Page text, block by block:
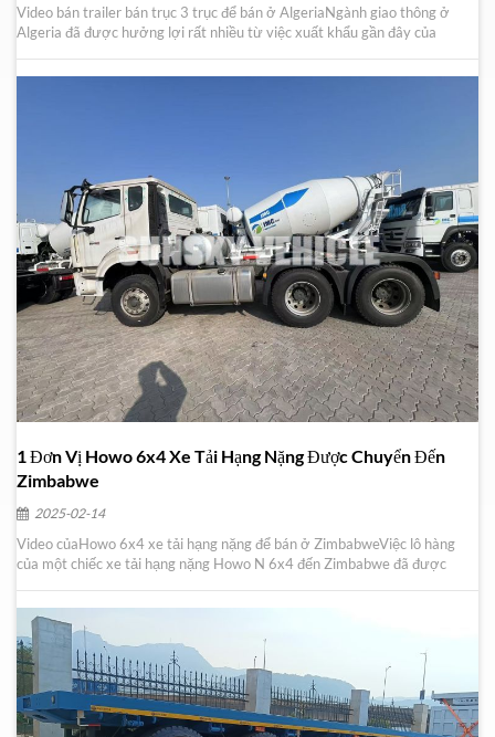
Video bán trailer bán trục 3 trục để bán ở AlgeriaNgành giao thông ở
Algeria đã được hưởng lợi rất nhiều từ việc xuất khẩu gần đây của
1 Đơn Vị Howo 6x4 Xe Tải Hạng Nặng Được Chuyển Đến
Zimbabwe
2025-02-14
Video củaHowo 6x4 xe tải hạng nặng để bán ở ZimbabweViệc lô hàng
của một chiếc xe tải hạng nặng Howo N 6x4 đến Zimbabwe đã được
với khách hàng mới của chúng tôi, những người làm việc về hậu cần và
vận chuyển và cần một máy kéo mạnh để p...